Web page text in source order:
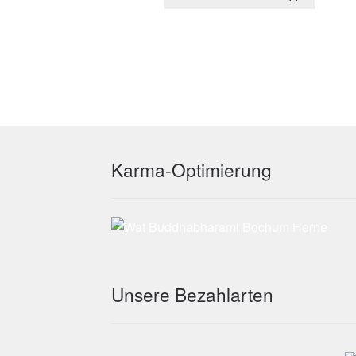
Karma-Optimierung
Unsere Bezahlarten